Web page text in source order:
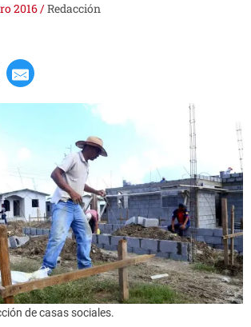
2016/Redacción
de casas sociales.